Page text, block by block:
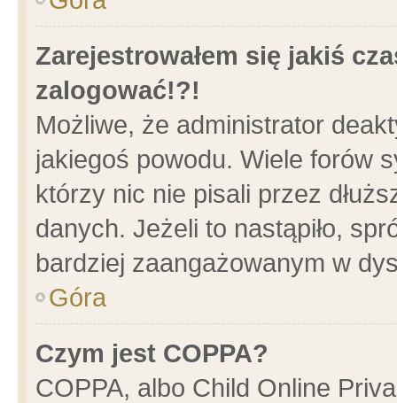
Zarejestrowałem się jakiś
zalogować!?!
Możliwe, że administrator
jakiegoś powodu. Wiele forów
którzy nic nie pisali przez
danych. Jeżeli to nastąpiło,
bardziej zaangażowanym w
Góra
Czym jest COPPA?
COPPA, albo Child Online